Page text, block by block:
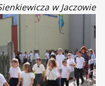
w Jaczowie